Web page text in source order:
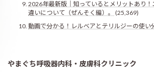
2026年最新版｜知っているとメリットあり
違いについて（ぜんそく編）。
(25,369)
動画で分かる！レルベアとテリルジーの使い
やまぐち呼吸器内科・皮膚科クリニック